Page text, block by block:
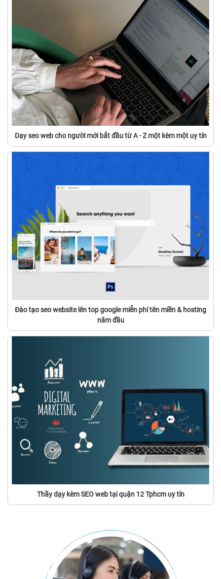
Dạy seo web cho người mới bắt đầu từ A - Z một kèm một uy tín
Đào tạo seo website lên top google miễn phí tên miền & hosting
năm đầu
Thầy dạy kèm SEO web tại quận 12 Tphcm uy tín